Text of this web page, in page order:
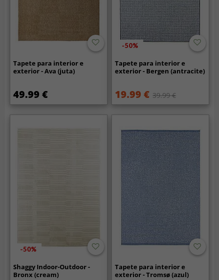
Tapete para interior e
exterior - Ava (juta)
49.99 €
-50%
Tapete para interior e
exterior - Bergen (antracite)
19.99 € 39.99 €
-50%
Shaggy Indoor-Outdoor -
Bronx (cream)
Tapete para interior e
exterior - Tromsø (azul)